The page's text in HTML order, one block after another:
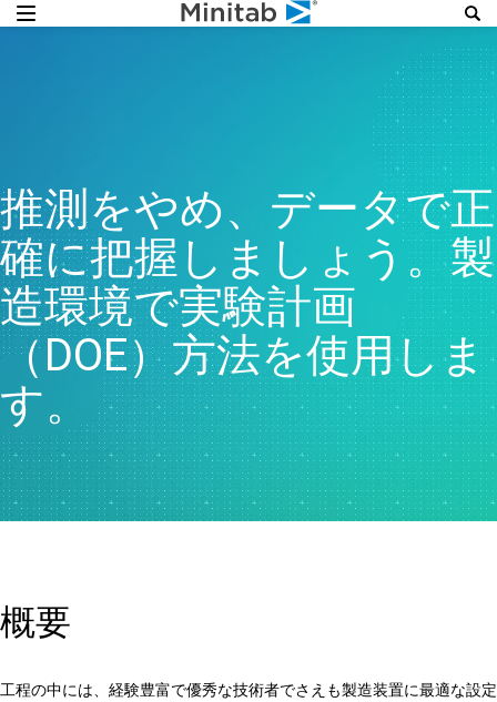
推測をやめ、データで正
確に把握しましょう。製
造環境で実験計画
（DOE）方法を使用しま
す。
概要
工程の中には、経験豊富で優秀な技術者でさえも製造装置に最適な設定